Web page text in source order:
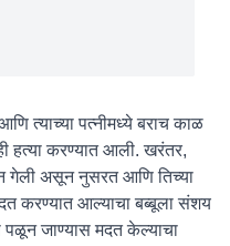
त्याच्या पत्नीमध्ये बराच काळ
हत्या करण्यात आली. खरंतर,
गेली असून नुसरत आणि तिच्या
करण्यात आल्याचा बब्बूला संशय
पळून जाण्यास मदत केल्याचा